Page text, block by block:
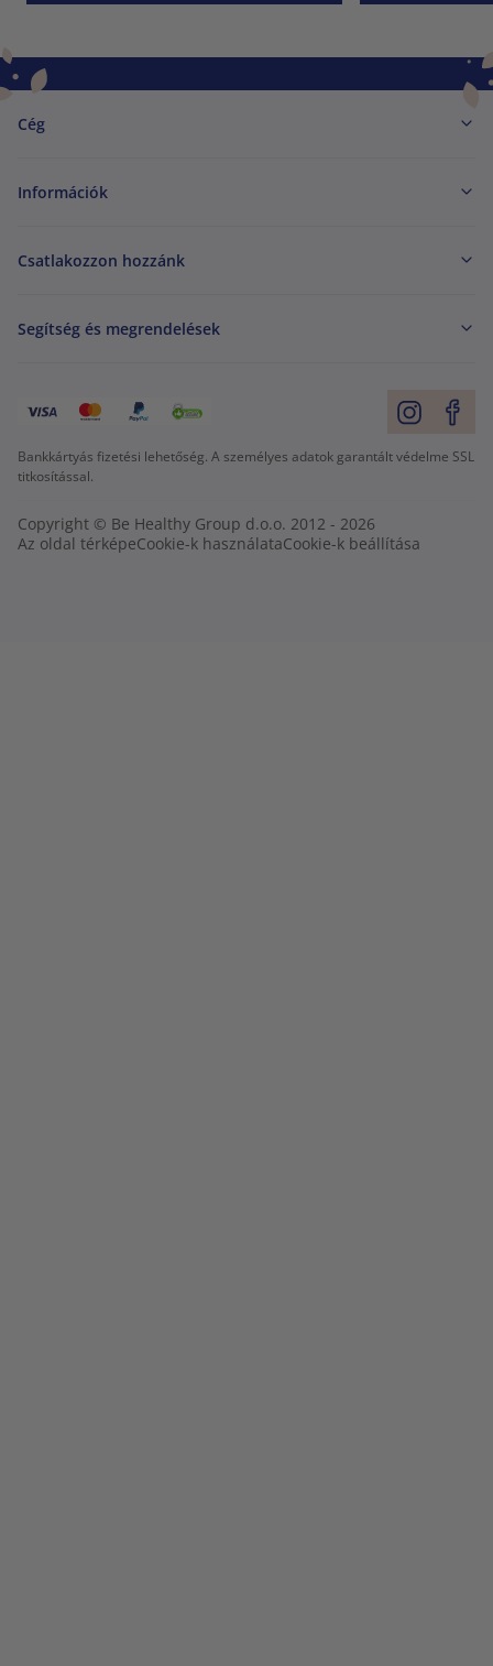
Cég
Információk
Csatlakozzon hozzánk
Segítség és megrendelések
Bankkártyás fizetési lehetőség. A személyes adatok garantált védelme SSL
titkosítással.
Copyright © Be Healthy Group d.o.o. 2012 - 2026
Az oldal térképeCookie-k használataCookie-k beállítása